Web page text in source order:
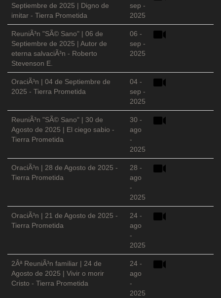
Septiembre de 2025 | Digno de
imitar - Tierra Prometida
sep -
2025
ReuniÃ³n "SÃ© Sano" | 06 de
Septiembre de 2025 | Autor de
eterna salvaciÃ³n - Roberto
Stevenson E.
06 -
sep -
2025
OraciÃ³n | 04 de Septiembre de
2025 - Tierra Prometida
04 -
sep -
2025
ReuniÃ³n "SÃ© Sano" | 30 de
Agosto de 2025 | El ciego sabio -
Tierra Prometida
30 -
ago
-
2025
OraciÃ³n | 28 de Agosto de 2025 -
Tierra Prometida
28 -
ago
-
2025
OraciÃ³n | 21 de Agosto de 2025 -
Tierra Prometida
24 -
ago
-
2025
2Âª ReuniÃ³n familiar | 24 de
Agosto de 2025 | Vivir o morir
Cristo - Tierra Prometida
24 -
ago
-
2025